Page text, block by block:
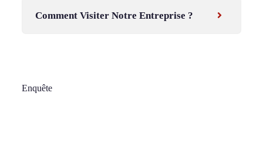
Comment Visiter Notre Entreprise ?
Enquête